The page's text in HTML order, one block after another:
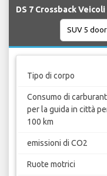
DS 7 Crossback
Tipo di corpo
Consumo di
per la guida in città
100 km
emissioni di CO2
Ruote motrici